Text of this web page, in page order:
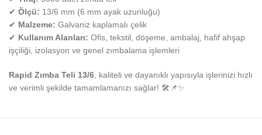
✔ Ölçü: 13/6 mm (6 mm ayak uzunluğu)
✔ Malzeme: Galvaniz kaplamalı çelik
✔ Kullanım Alanları: Ofis, tekstil, döşeme, ambalaj, hafif ahşap
işçiliği, izolasyon ve genel zımbalama işlemleri
Rapid Zımba Teli 13/6 , kaliteli ve dayanıklı yapısıyla işlerinizi hızlı
ve verimli şekilde tamamlamanızı sağlar! 🛠📌✨